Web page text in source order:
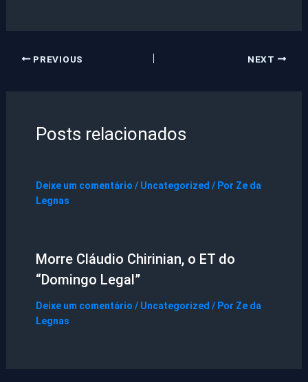
PREVIOUS NEXT
Posts relacionados
Deixe um comentário / Uncategorized / Por Ze da
Legnas
Morre Cláudio Chirinian, o ET do
“Domingo Legal”
Deixe um comentário / Uncategorized / Por Ze da
Legnas